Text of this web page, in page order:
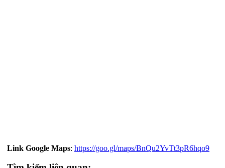
Link Google Maps: https://goo.gl/maps/BnQu2YvTt3pR6hqo9